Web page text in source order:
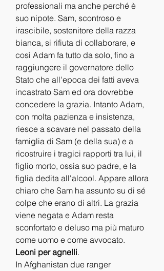
professionali ma anche perché è
suo nipote. Sam, scontroso e
irascibile, sostenitore della razza
bianca, si rifiuta di collaborare, e
così Adam fa tutto da solo, fino a
raggiungere il governatore dello
Stato che all'epoca dei fatti aveva
incastrato Sam ed ora dovrebbe
concedere la grazia. Intanto Adam,
con molta pazienza e insistenza,
riesce a scavare nel passato della
famiglia di Sam (e della sua) e a
ricostruire i tragici rapporti tra lui, il
figlio morto, ossia suo padre, e la
figlia dedita all'alcool. Appare allora
chiaro che Sam ha assunto su di sé
colpe che erano di altri. La grazia
viene negata e Adam resta
sconfortato e deluso ma più maturo
come uomo e come avvocato.
Leoni per agnelli.
In Afghanistan due ranger